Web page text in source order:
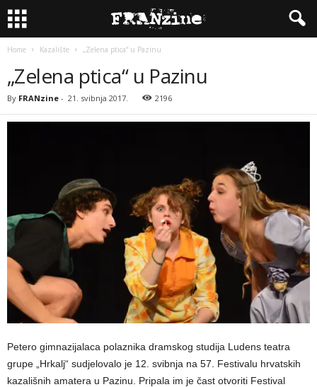
Home Kazalište „Zelena ptica“ u Pazinu
„Zelena ptica“ u Pazinu
By FRANzine - 21. svibnja 2017. 2196
Petero gimnazijalaca polaznika dramskog studija Ludens teatra
grupe „Hrkalj“ sudjelovalo je 12. svibnja na 57. Festivalu hrvatskih
kazališnih amatera u Pazinu. Pripala im je čast otvoriti Festival